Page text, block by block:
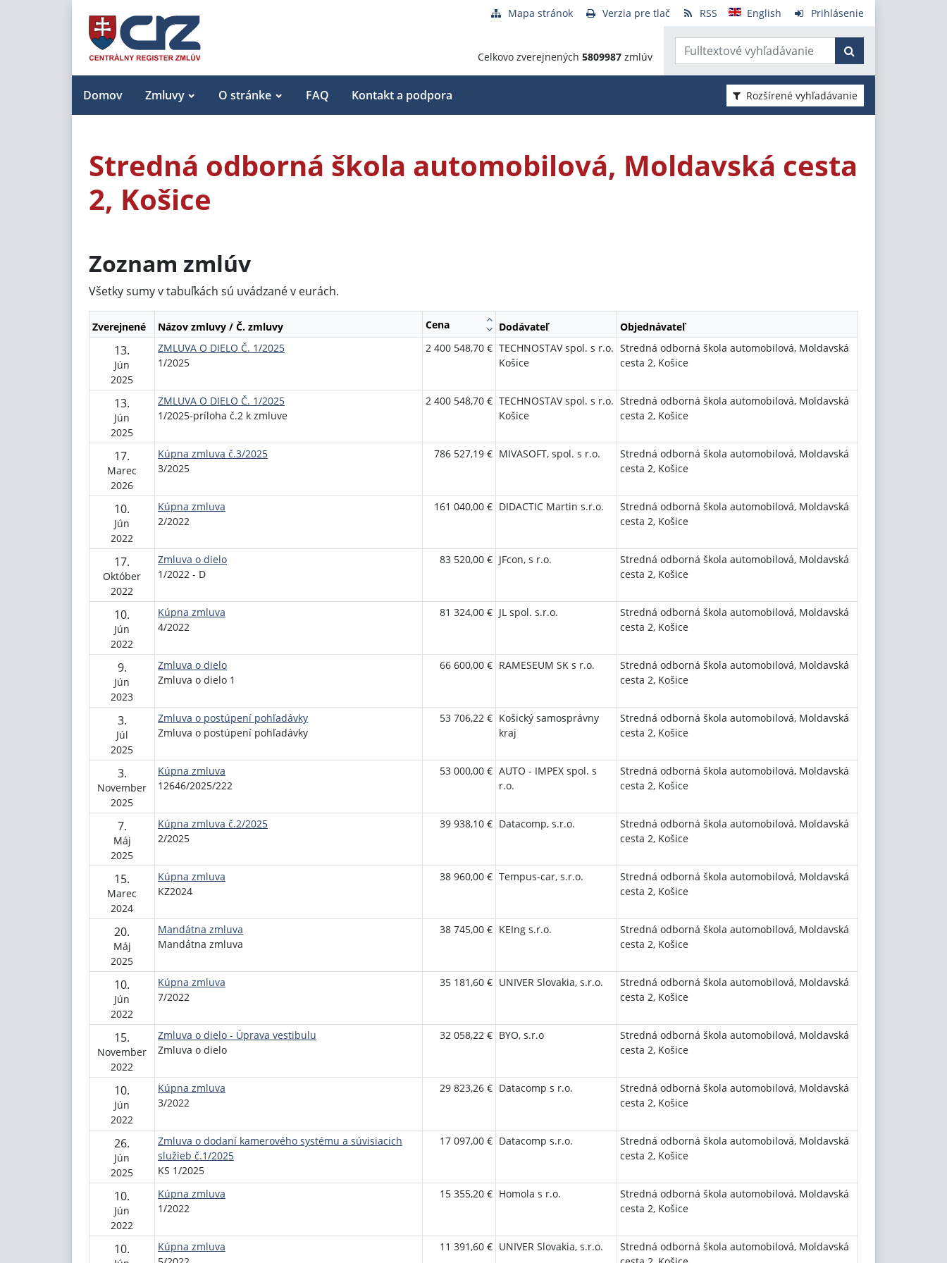
Mapa stránok Verzia pre tlač RSS English Prihlásenie
Celkovo zverejnených 5809987 zmlúv
Domov Zmluvy O stránke FAQ Kontakt a podpora Rozšírené vyhľadávanie
Stredná odborná škola automobilová, Moldavská cesta
2, Košice
Zoznam zmlúv
Všetky sumy v tabuľkách sú uvádzané v eurách.
Zverejnené Názov zmluvy / Č. zmluvy Cena Dodávateľ Objednávateľ
13.
Jún
2025
ZMLUVA O DIELO Č. 1/2025
1/2025
2 400 548,70 € TECHNOSTAV spol. s r.o.
Košice
Stredná odborná škola automobilová, Moldavská
cesta 2, Košice
13.
Jún
2025
ZMLUVA O DIELO Č. 1/2025
1/2025-príloha č.2 k zmluve
2 400 548,70 € TECHNOSTAV spol. s r.o.
Košice
Stredná odborná škola automobilová, Moldavská
cesta 2, Košice
17.
Marec
2026
Kúpna zmluva č.3/2025
3/2025
786 527,19 € MIVASOFT, spol. s r.o.
Stredná odborná škola automobilová, Moldavská
cesta 2, Košice
10.
Jún
2022
Kúpna zmluva
2/2022
161 040,00 € DIDACTIC Martin s.r.o.
Stredná odborná škola automobilová, Moldavská
cesta 2, Košice
17.
Október
2022
Zmluva o dielo
1/2022 - D
83 520,00 € JFcon, s r.o.
Stredná odborná škola automobilová, Moldavská
cesta 2, Košice
10.
Jún
2022
Kúpna zmluva
4/2022
81 324,00 € JL spol. s.r.o.
Stredná odborná škola automobilová, Moldavská
cesta 2, Košice
9.
Jún
2023
Zmluva o dielo
Zmluva o dielo 1
66 600,00 € RAMESEUM SK s r.o.
Stredná odborná škola automobilová, Moldavská
cesta 2, Košice
3.
Júl
2025
Zmluva o postúpení pohľadávky
Zmluva o postúpení pohľadávky
53 706,22 € Košický samosprávny
kraj
Stredná odborná škola automobilová, Moldavská
cesta 2, Košice
3.
November
2025
Kúpna zmluva
12646/2025/222
53 000,00 € AUTO - IMPEX spol. s
r.o.
Stredná odborná škola automobilová, Moldavská
cesta 2, Košice
7.
Máj
2025
Kúpna zmluva č.2/2025
2/2025
39 938,10 € Datacomp, s.r.o.
Stredná odborná škola automobilová, Moldavská
cesta 2, Košice
15.
Marec
2024
Kúpna zmluva
KZ2024
38 960,00 € Tempus-car, s.r.o.
Stredná odborná škola automobilová, Moldavská
cesta 2, Košice
20.
Máj
2025
Mandátna zmluva
Mandátna zmluva
38 745,00 € KEIng s.r.o.
Stredná odborná škola automobilová, Moldavská
cesta 2, Košice
10.
Jún
2022
Kúpna zmluva
7/2022
35 181,60 € UNIVER Slovakia, s.r.o.
Stredná odborná škola automobilová, Moldavská
cesta 2, Košice
15.
November
2022
Zmluva o dielo - Úprava vestibulu
Zmluva o dielo
32 058,22 € BYO, s.r.o
Stredná odborná škola automobilová, Moldavská
cesta 2, Košice
10.
Jún
2022
Kúpna zmluva
3/2022
29 823,26 € Datacomp s r.o.
Stredná odborná škola automobilová, Moldavská
cesta 2, Košice
26.
Jún
2025
Zmluva o dodaní kamerového systému a súvisiacich
služieb č.1/2025
KS 1/2025
17 097,00 € Datacomp s.r.o.
Stredná odborná škola automobilová, Moldavská
cesta 2, Košice
10.
Jún
2022
Kúpna zmluva
1/2022
15 355,20 € Homola s r.o.
Stredná odborná škola automobilová, Moldavská
cesta 2, Košice
10.
Kúpna zmluva
11 391,60 € UNIVER Slovakia, s.r.o.
Stredná odborná škola automobilová, Moldavská